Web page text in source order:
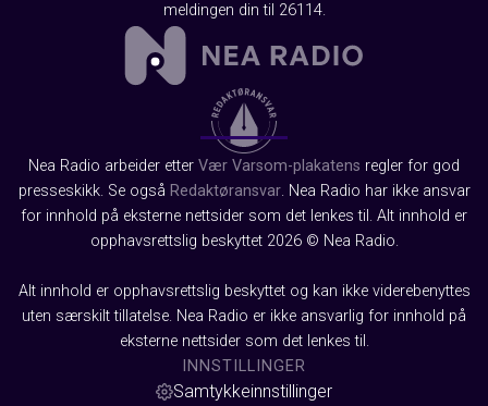
meldingen din til 26114.
Nea Radio arbeider etter Vær Varsom-plakatens regler for god
presseskikk. Se også Redaktøransvar. Nea Radio har ikke ansvar
for innhold på eksterne nettsider som det lenkes til. Alt innhold er
opphavsrettslig beskyttet 2026 © Nea Radio.
Alt innhold er opphavsrettslig beskyttet og kan ikke viderebenyttes
uten særskilt tillatelse. Nea Radio er ikke ansvarlig for innhold på
eksterne nettsider som det lenkes til.
INNSTILLINGER
Samtykkeinnstillinger